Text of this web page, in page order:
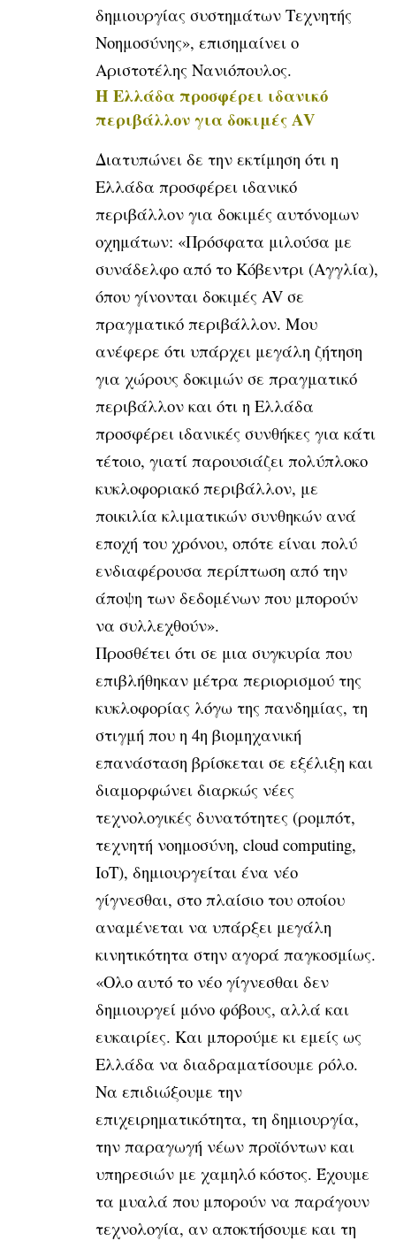
δημιουργίας συστημάτων Τεχνητής
Νοημοσύνης», επισημαίνει ο
Αριστοτέλης Νανιόπουλος.
Η Ελλάδα προσφέρει ιδανικό
περιβάλλον για δοκιμές ΑV
Διατυπώνει δε την εκτίμηση ότι η
Ελλάδα προσφέρει ιδανικό
περιβάλλον για δοκιμές αυτόνομων
οχημάτων: «Πρόσφατα μιλούσα με
συνάδελφο από το Κόβεντρι (Αγγλία),
όπου γίνονται δοκιμές AV σε
πραγματικό περιβάλλον. Μου
ανέφερε ότι υπάρχει μεγάλη ζήτηση
για χώρους δοκιμών σε πραγματικό
περιβάλλον και ότι η Ελλάδα
προσφέρει ιδανικές συνθήκες για κάτι
τέτοιο, γιατί παρουσιάζει πολύπλοκο
κυκλοφοριακό περιβάλλον, με
ποικιλία κλιματικών συνθηκών ανά
εποχή του χρόνου, οπότε είναι πολύ
ενδιαφέρουσα περίπτωση από την
άποψη των δεδομένων που μπορούν
να συλλεχθούν».
Προσθέτει ότι σε μια συγκυρία που
επιβλήθηκαν μέτρα περιορισμού της
κυκλοφορίας λόγω της πανδημίας, τη
στιγμή που η 4η βιομηχανική
επανάσταση βρίσκεται σε εξέλιξη και
διαμορφώνει διαρκώς νέες
τεχνολογικές δυνατότητες (ρομπότ,
τεχνητή νοημοσύνη, cloud computing,
ΙοΤ), δημιουργείται ένα νέο
γίγνεσθαι, στο πλαίσιο του οποίου
αναμένεται να υπάρξει μεγάλη
κινητικότητα στην αγορά παγκοσμίως.
«Ολο αυτό το νέο γίγνεσθαι δεν
δημιουργεί μόνο φόβους, αλλά και
ευκαιρίες. Και μπορούμε κι εμείς ως
Ελλάδα να διαδραματίσουμε ρόλο.
Να επιδιώξουμε την
επιχειρηματικότητα, τη δημιουργία,
την παραγωγή νέων προϊόντων και
υπηρεσιών με χαμηλό κόστος. Έχουμε
τα μυαλά που μπορούν να παράγουν
τεχνολογία, αν αποκτήσουμε και τη